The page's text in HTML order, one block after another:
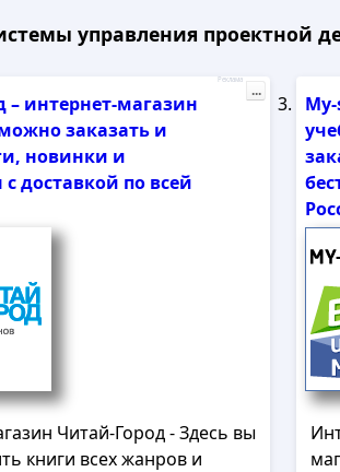
управления проектной
– интернет-магазин
заказать и
новинки и
с доставкой по всей
Читай-Город - Здесь вы
книги всех жанров и
Реклама
...